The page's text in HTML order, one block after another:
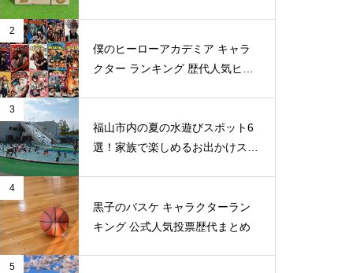
2
僕のヒーローアカデミア キャラ
クター ランキング 歴代人気ヒー
3
福山市内の夏の水遊びスポット6
選！家族で楽しめるお出かけスポ
4
黒子のバスケ キャラクターラン
キング 公式人気投票歴代まとめ
5